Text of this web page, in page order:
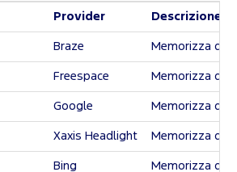
Provider Descrizione
Braze Memorizza
Freespace Memorizza
Google Memorizza
Xaxis Headlight Memorizza
Bing Memorizza